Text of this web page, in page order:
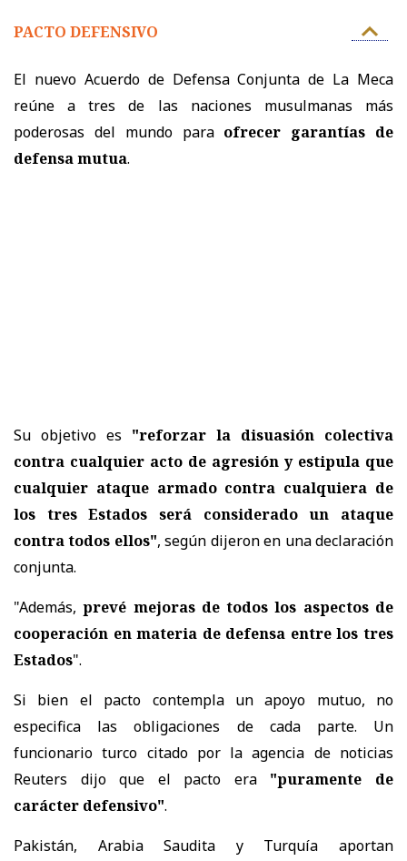
PACTO DEFENSIVO
El nuevo Acuerdo de Defensa Conjunta de La Meca
reúne a tres de las naciones musulmanas más
poderosas del mundo para ofrecer garantías de
defensa mutua.
Su objetivo es "reforzar la disuasión colectiva
contra cualquier acto de agresión y estipula que
cualquier ataque armado contra cualquiera de
los tres Estados será considerado un ataque
contra todos ellos", según dijeron en una declaración
conjunta.
"Además,prevé mejoras de todos los aspectos de
cooperación en materia de defensa entre los tres
Estados".
Si bien el pacto contempla un apoyo mutuo, no
especifica las obligaciones de cada parte. Un
funcionario turco citado por la agencia de noticias
Reuters dijo que el pacto era "puramente de
carácter defensivo".
Pakistán, Arabia Saudita y Turquía aportan